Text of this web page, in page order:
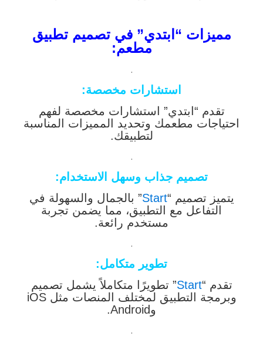
مميزات “ابتدي” في تصميم تطبيق
مطعم:
.
استشارات مخصصة:
تقدم “ابتدي” استشارات مخصصة لفهم
احتياجات مطعمك وتحديد المميزات المناسبة
لتطبيقك.
.
تصميم جذاب وسهل الاستخدام:
يتميز تصميم “Start” بالجمال والسهولة في
التفاعل مع التطبيق، مما يضمن تجربة
مستخدم رائعة.
.
تطوير متكامل:
تقدم “Start” تطويرًا متكاملاً يشمل تصميم
وبرمجة التطبيق لمختلف المنصات مثل iOS
وAndroid.
.